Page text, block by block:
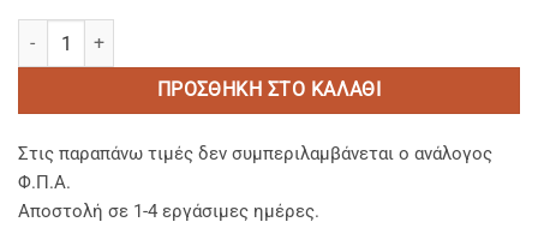
Bιοδιασπώμενα Γάντια Νιτριλίου Πράσινα χωρίς Πούδρα MDR /
ΠΡΟΣΘΉΚΗ ΣΤΟ ΚΑΛΆΘΙ
Στις παραπάνω τιμές δεν συμπεριλαμβάνεται ο ανάλογος
Φ.Π.Α.
Αποστολή σε 1-4 εργάσιμες ημέρες.